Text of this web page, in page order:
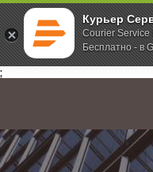
Курьер
Courier Service
Бесплатно - в
;
Главная О компании